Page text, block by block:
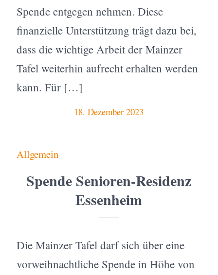
Spende entgegen nehmen. Diese
finanzielle Unterstützung trägt dazu bei,
dass die wichtige Arbeit der Mainzer
Tafel weiterhin aufrecht erhalten werden
kann. Für […]
18. Dezember 2023
Allgemein
Spende Senioren-Residenz
Essenheim
Die Mainzer Tafel darf sich über eine
vorweihnachtliche Spende in Höhe von